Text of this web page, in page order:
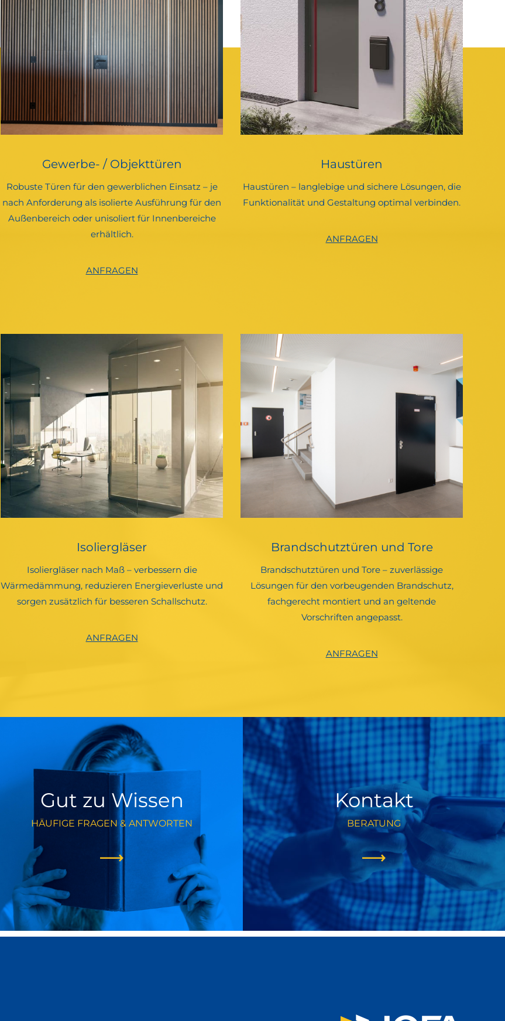
Gewerbe- / Objekttüren
Robuste Türen für den gewerblichen Einsatz – je
nach Anforderung als isolierte Ausführung für den
Außenbereich oder unisoliert für Innenbereiche
erhältlich.
ANFRAGEN
Haustüren
Haustüren – langlebige und sichere Lösungen, die
Funktionalität und Gestaltung optimal verbinden.
ANFRAGEN
Isoliergläser
Isoliergläser nach Maß – verbessern die
Wärmedämmung, reduzieren Energieverluste und
sorgen zusätzlich für besseren Schallschutz.
ANFRAGEN
Brandschutztüren und Tore
Brandschutztüren und Tore – zuverlässige
Lösungen für den vorbeugenden Brandschutz,
fachgerecht montiert und an geltende
Vorschriften angepasst.
ANFRAGEN
Gut zu Wissen
HÄUFIGE FRAGEN & ANTWORTEN
Kontakt
BERATUNG